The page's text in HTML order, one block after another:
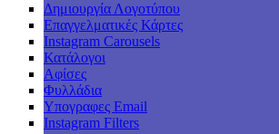
Δημιουργία Λογοτύπου
Επαγγελματικές Κάρτες
Instagram Carousels
Κατάλογοι
Αφίσες
Φυλλάδια
Υπογραφες Email
Instagram Filters